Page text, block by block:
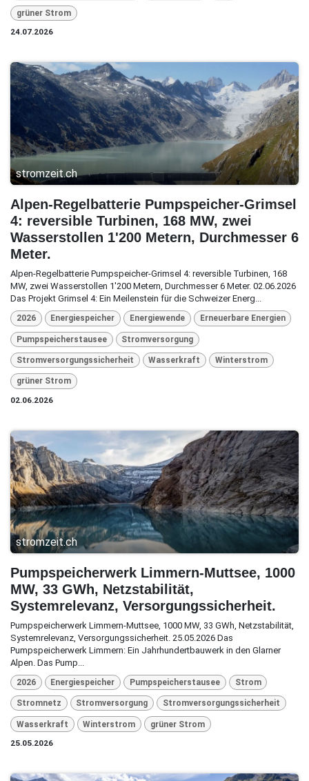
grüner Strom
24.07.2026
stromzeit.ch
Alpen-Regelbatterie Pumpspeicher-Grimsel
4: reversible Turbinen, 168 MW, zwei
Wasserstollen 1'200 Metern, Durchmesser 6
Meter.
Alpen-Regelbatterie Pumpspeicher-Grimsel 4: reversible Turbinen, 168
MW, zwei Wasserstollen 1'200 Metern, Durchmesser 6 Meter. 02.06.2026
Das Projekt Grimsel 4: Ein Meilenstein für die Schweizer Energ...
2026 Energiespeicher Energiewende Erneuerbare Energien
Pumpspeicherstausee Stromversorgung
Stromversorgungssicherheit Wasserkraft Winterstrom
grüner Strom
02.06.2026
stromzeit.ch
Pumpspeicherwerk Limmern-Muttsee, 1000
MW, 33 GWh, Netzstabilität,
Systemrelevanz, Versorgungssicherheit.
Pumpspeicherwerk Limmern-Muttsee, 1000 MW, 33 GWh, Netzstabilität,
Systemrelevanz, Versorgungssicherheit. 25.05.2026 Das
Pumpspeicherwerk Limmern: Ein Jahrhundertbauwerk in den Glarner
Alpen. Das Pump...
2026 Energiespeicher Pumpspeicherstausee Strom
Stromnetz Stromversorgung Stromversorgungssicherheit
Wasserkraft Winterstrom
grüner Strom
25.05.2026